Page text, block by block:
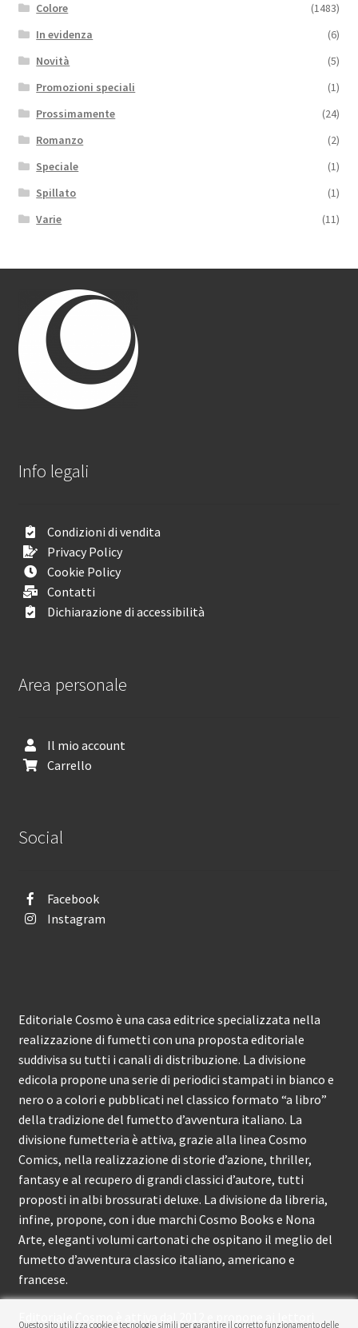
Colore
(1483)
In evidenza
(6)
Novità
(5)
Promozioni speciali
(1)
Prossimamente
(24)
Romanzo
(2)
Speciale
(1)
Spillato
(1)
Varie
(11)
Info legali
Condizioni di vendita
Privacy Policy
Cookie Policy
Contatti
Dichiarazione di accessibilità
Area personale
Il mio account
Carrello
Social
Facebook
Instagram
Editoriale Cosmo è una casa editrice specializzata nella
realizzazione di fumetti con una proposta editoriale
suddivisa su tutti i canali di distribuzione. La divisione
edicola propone una serie di periodici stampati in bianco e
nero o a colori e pubblicati nel classico formato “a libro”
della tradizione del fumetto d’avventura italiano. La
divisione fumetteria è attiva, grazie alla linea Cosmo
Comics, nella realizzazione di storie d’azione, thriller,
fantasy e al recupero di grandi classici d’autore, tutti
proposti in albi brossurati deluxe. La divisione da libreria,
infine, propone, con i due marchi Cosmo Books e Nona
Arte, eleganti volumi cartonati che ospitano il meglio del
fumetto d’avventura classico italiano, americano e
francese.
Editoriale Cosmo è attiva dal 2012 e propone ai lettori
Questo sito utilizza cookie e tecnologie simili per garantire il corretto funzionamento delle